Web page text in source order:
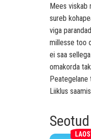
Mees viskab
sureb
viga
millesse too
ei saa
omakorda
Peategelane
Liiklus